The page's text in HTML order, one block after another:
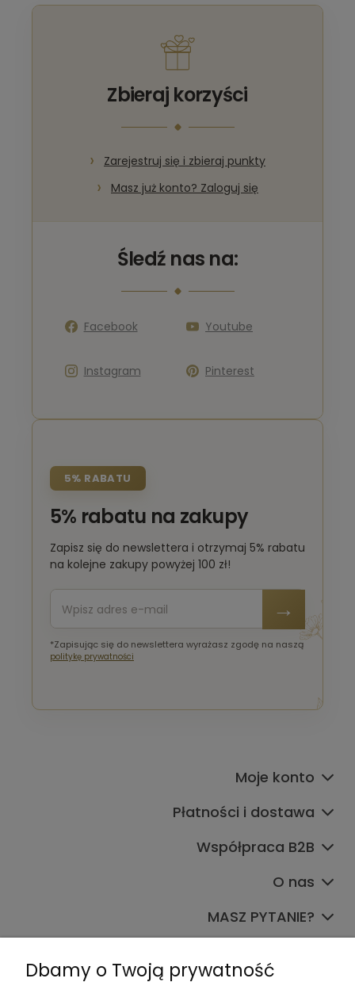
Zbieraj korzyści
Zarejestruj się i zbieraj punkty
Masz już konto? Zaloguj się
Śledź nas na:
Facebook Youtube
Instagram Pinterest
5% RABATU
5% rabatu na zakupy
Zapisz się do newslettera i otrzymaj 5% rabatu
na kolejne zakupy powyżej 100 zł!
*Zapisując się do newslettera wyrażasz zgodę na naszą
politykę prywatności
Moje konto
Płatności i dostawa
Współpraca B2B
O nas
MASZ PYTANIE?
Dbamy o Twoją prywatność